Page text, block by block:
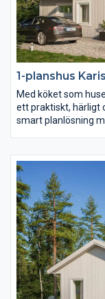
1-planshus
Med köket som
ett praktiskt, härligt
smart planlösning
härlig uteplats i
bekvämligheter